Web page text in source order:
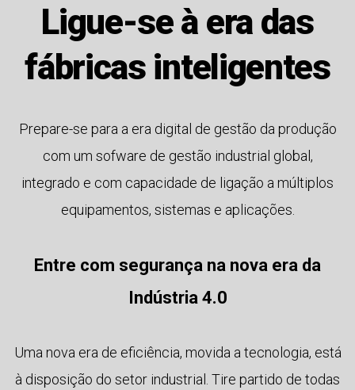
Ligue-se à era das
fábricas inteligentes
Prepare-se para a era digital de gestão da produção
com um sofware de gestão industrial global,
integrado e com capacidade de ligação a múltiplos
equipamentos, sistemas e aplicações.
Entre com segurança na nova era da
Indústria 4.0
Uma nova era de eficiência, movida a tecnologia, está
à disposição do setor industrial. Tire partido de todas